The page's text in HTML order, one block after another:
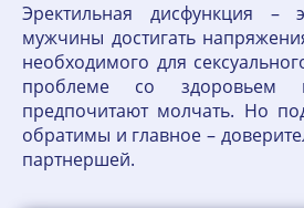
Эректильная дисфункция –
мужчины достигать
необходимого для
проблеме со здоровьем
предпочитают молчать. Но
обратимы и главное –
партнершей.